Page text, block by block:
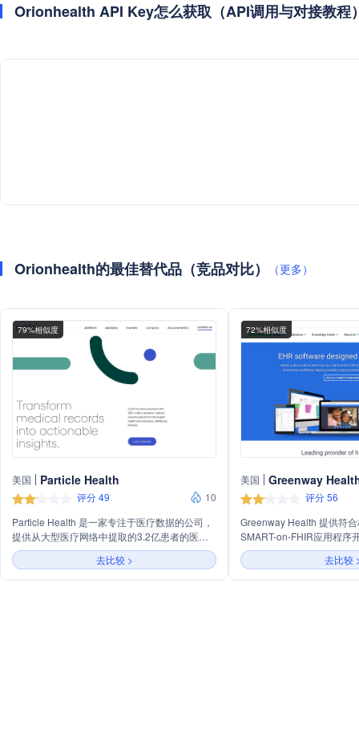
Orionhealth API Key怎么获取（API调用与对接教程
Orionhealth的最佳替代品（竞品对比） （更多）
79%相似度
美国 Particle Health
评分 49
10
Particle Health 是一家专注于医疗数据的公司，
提供从大型医疗网络中提取的3.2亿患者的医疗
记录，将其转化为可操作的洞察力，以推动医疗
创新。公司通过其核心API和数据解决方案，支
持FHIR R4或C-CDA数据的访问，并通过
去比较 >
72%相似度
美国 Greenway
评分 56
Greenway Health 提供符
SMART-on-FHIR应用程序
权。公司专注于提供医疗
决方案，通过其API，用户
患者信息、药物、诊断报
去比较